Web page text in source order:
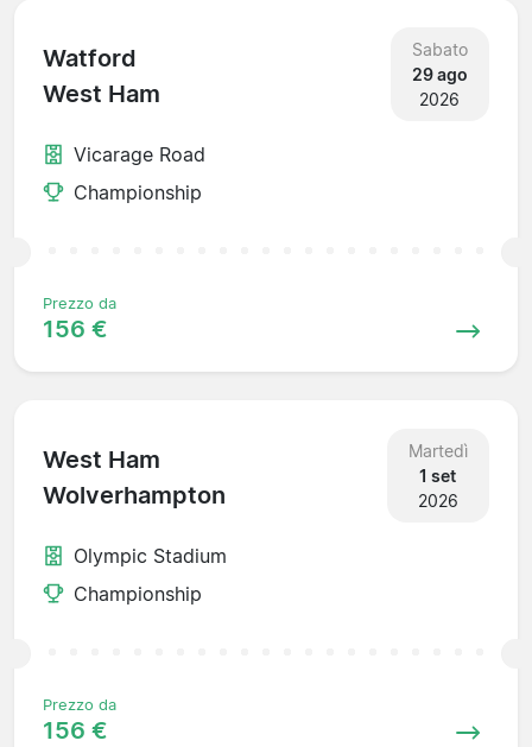
Watford
West Ham
Sabato
29 ago
2026
Vicarage Road
Championship
Prezzo da
156 €
West Ham
Wolverhampton
Martedì
1 set
2026
Olympic Stadium
Championship
Prezzo da
156 €